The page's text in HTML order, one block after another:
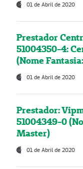
01 de Abril de 2020
Prestador
51004350-4:
(Nome
01 de Abril de 2020
Prestador:
51004349-0
Master)
01 de Abril de 2020